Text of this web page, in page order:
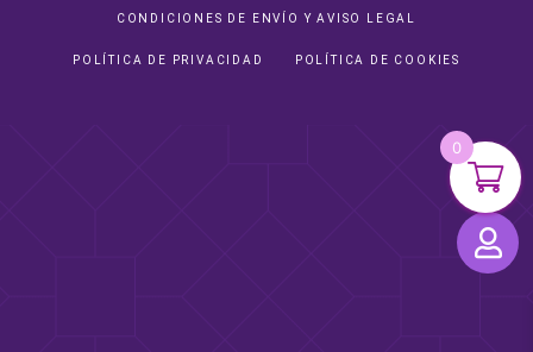
CONDICIONES DE ENVÍO Y AVISO LEGAL
POLÍTICA DE PRIVACIDAD POLÍTICA DE COOKIES
0